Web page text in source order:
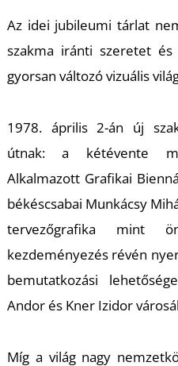
Az idei jubileumi tárlat
szakma iránti szeretet
gyorsan változó vizuális
1978. április 2-án új
útnak: a kétévente
Alkalmazott Grafikai
békéscsabai Munkácsy
tervezőgrafika mint
kezdeményezés révén
bemutatkozási
Andor és Kner Izidor
Míg a világ nagy